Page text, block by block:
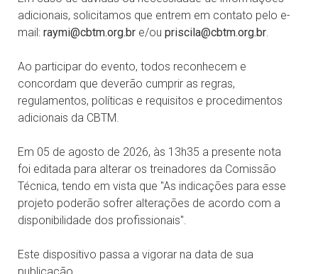
adicionais, solicitamos que entrem em contato pelo e-
mail: raymi@cbtm.org.br e/ou priscila@cbtm.org.br.
Ao participar do evento, todos reconhecem e
concordam que deverão cumprir as regras,
regulamentos, políticas e requisitos e procedimentos
adicionais da CBTM.
Em 05 de agosto de 2026, às 13h35 a presente nota
foi editada para alterar os treinadores da Comissão
Técnica, tendo em vista que "As indicações para esse
projeto poderão sofrer alterações de acordo com a
disponibilidade dos profissionais".
Este dispositivo passa a vigorar na data de sua